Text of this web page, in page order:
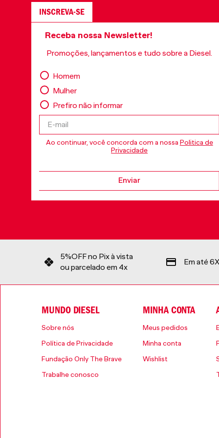
INSCREVA-SE
Receba nossa Newsletter!
Promoções, lançamentos e tudo sobre a Diesel.
Homem
Mulher
Prefiro não informar
Ao continuar, você concorda com a nossa Politica de
Privacidade
Enviar
5%OFF no Pix à vista
ou parcelado em 4x
Em até
MUNDO DIESEL
Sobre nós
Política de Privacidade
Fundação Only The Brave
Trabalhe conosco
MINHA CONTA
Meus pedidos
Minha conta
Wishlist